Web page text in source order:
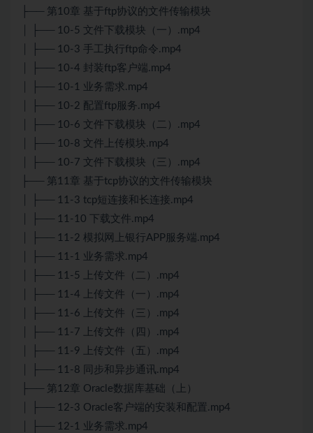
├── 第10章 基于ftp协议的文件传输模块
│ ├── 10-5 文件下载模块（一）.mp4
│ ├── 10-3 手工执行ftp命令.mp4
│ ├── 10-4 封装ftp客户端.mp4
│ ├── 10-1 业务需求.mp4
│ ├── 10-2 配置ftp服务.mp4
│ ├── 10-6 文件下载模块（二）.mp4
│ ├── 10-8 文件上传模块.mp4
│ ├── 10-7 文件下载模块（三）.mp4
├── 第11章 基于tcp协议的文件传输模块
│ ├── 11-3 tcp短连接和长连接.mp4
│ ├── 11-10 下载文件.mp4
│ ├── 11-2 模拟网上银行APP服务端.mp4
│ ├── 11-1 业务需求.mp4
│ ├── 11-5 上传文件（二）.mp4
│ ├── 11-4 上传文件（一）.mp4
│ ├── 11-6 上传文件（三）.mp4
│ ├── 11-7 上传文件（四）.mp4
│ ├── 11-9 上传文件（五）.mp4
│ ├── 11-8 同步和异步通讯.mp4
├── 第12章 Oracle数据库基础（上）
│ ├── 12-3 Oracle客户端的安装和配置.mp4
│ ├── 12-1 业务需求.mp4